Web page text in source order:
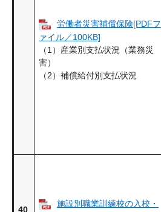
労働者災害補償保険[PDFフ
ァイル／100KB]
（1）産業別支払状況（業務災
害）
（2）補償給付別支払状況
40
施設別職業訓練校の入校・